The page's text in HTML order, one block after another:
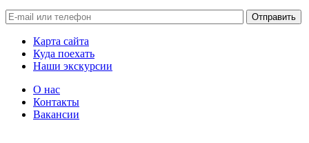
Карта сайта
Куда поехать
Наши экскурсии
О нас
Контакты
Вакансии